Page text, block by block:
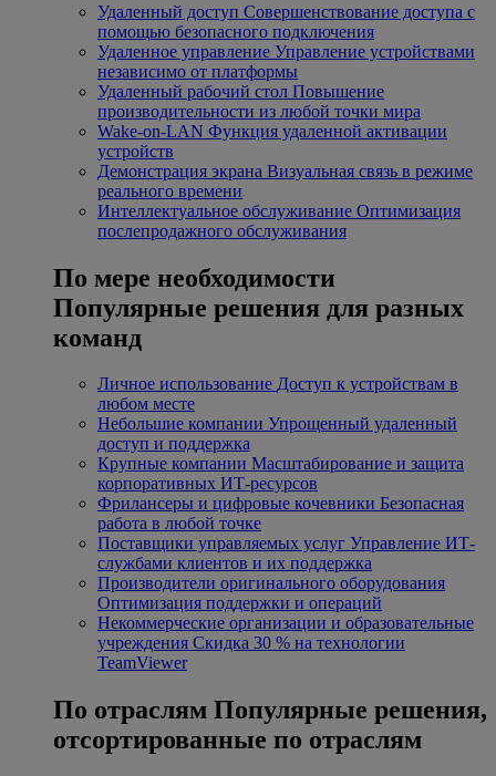
Удаленный доступ Совершенствование доступа с
помощью безопасного подключения
Удаленное управление Управление устройствами
независимо от платформы
Удаленный рабочий стол Повышение
производительности из любой точки мира
Wake-on-LAN Функция удаленной активации
устройств
Демонстрация экрана Визуальная связь в режиме
реального времени
Интеллектуальное обслуживание Оптимизация
послепродажного обслуживания
По мере необходимости
Популярные решения для разных
команд
Личное использование Доступ к устройствам в
любом месте
Небольшие компании Упрощенный удаленный
доступ и поддержка
Крупные компании Масштабирование и защита
корпоративных ИТ-ресурсов
Фрилансеры и цифровые кочевники Безопасная
работа в любой точке
Поставщики управляемых услуг Управление ИТ-
службами клиентов и их поддержка
Производители оригинального оборудования
Оптимизация поддержки и операций
Некоммерческие организации и образовательные
учреждения Скидка 30 % на технологии
TeamViewer
По отраслям Популярные решения,
отсортированные по отраслям